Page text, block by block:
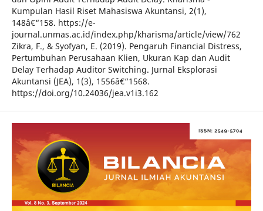
Kumpulan Hasil Riset Mahasiswa Akuntansi, 2(1),
148â€“158. https://e-
journal.unmas.ac.id/index.php/kharisma/article/view/762
Zikra, F., & Syofyan, E. (2019). Pengaruh Financial Distress,
Pertumbuhan Perusahaan Klien, Ukuran Kap dan Audit
Delay Terhadap Auditor Switching. Jurnal Eksplorasi
Akuntansi (JEA), 1(3), 1556â€“1568.
https://doi.org/10.24036/jea.v1i3.162